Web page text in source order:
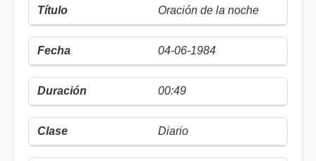
Oración de la noche
04-06-1984
00:49
Diario